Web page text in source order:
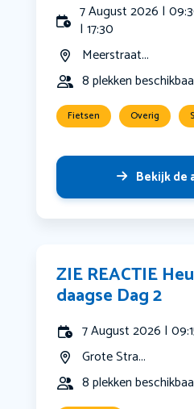
7 August 2026 |
| 17:30
Meerstraat...
8 plekken
Fietsen Overig
Bekijk
ZIE REACTIE
daagse Dag 2
7 August 2026 |
Grote Stra...
8 plekken